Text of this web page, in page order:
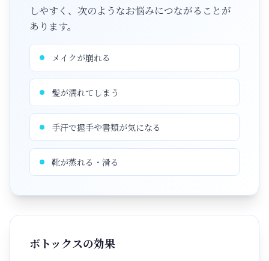
しやすく、次のようなお悩みにつながることが
あります。
メイクが崩れる
髪が濡れてしまう
手汗で握手や書類が気になる
靴が蒸れる・滑る
ボトックスの効果